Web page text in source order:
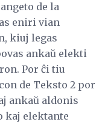
de la
eniri vian
kiuj legas
ankaŭ elekti
Por ĉi tiu
de Teksto 2 por
ankaŭ aldonis
kaj elektante